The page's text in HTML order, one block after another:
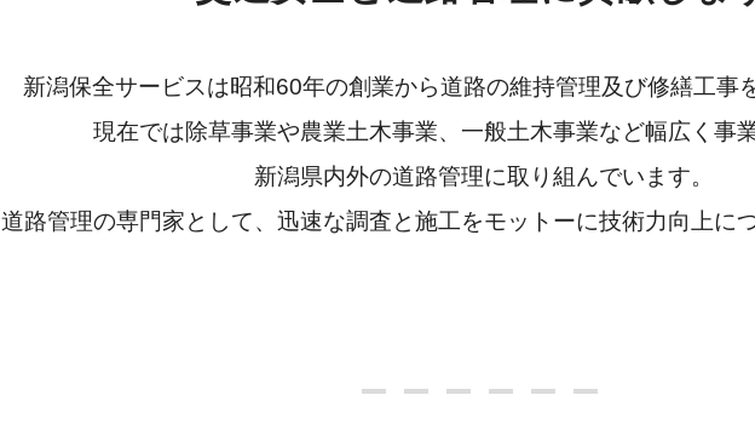
新潟保全サービスは昭和60年の創業から道路の維持管理及び修繕工事
現在では除草事業や農業土木事業、一般土木事業など幅広く事
新潟県内外の道路管理に取り組んでいます。
道路管理の専門家として、迅速な調査と施工をモットーに技術力向上に